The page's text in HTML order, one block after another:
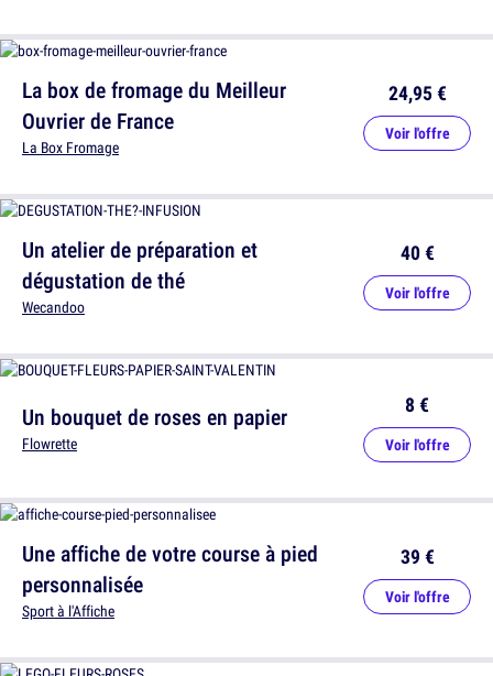
La box de fromage du Meilleur
Ouvrier de France
La Box Fromage
24,95 €
Voir l'offre
Un bouquet de roses en papier
Flowrette
8 €
Voir l'offre
Un atelier de préparation et
dégustation de thé
Wecandoo
40 €
Voir l'offre
Une affiche de votre course à pied
personnalisée
Sport à l'Affiche
39 €
Voir l'offre